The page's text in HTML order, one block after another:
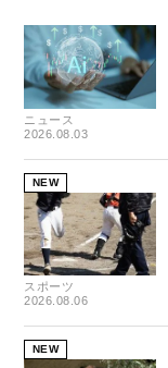
ニュース
2026.08.03
NEW
スポーツ
2026.08.06
NEW